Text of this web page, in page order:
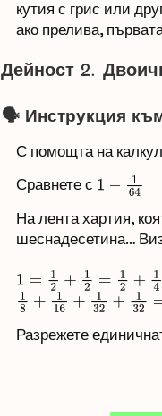
кутия с грис или
ако прелива,
Дейност 2.
🗣️ Инструкция
С помощта на
Сравнете с 1−164
На лента хартия,
шеснадесетина…
1=12 +1 2= 12 +1 4+ 14 =1
18 +1 16+ 132+132=1 2
Разрежете